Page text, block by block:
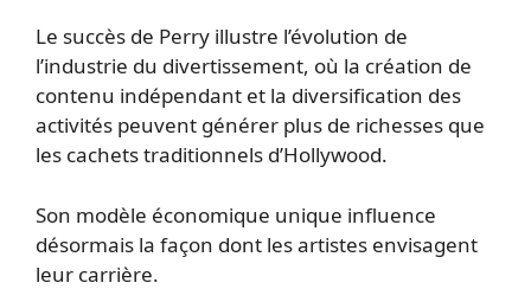
Le succès de Perry illustre l’évolution de
l’industrie du divertissement, où la création de
contenu indépendant et la diversification des
activités peuvent générer plus de richesses que
les cachets traditionnels d’Hollywood.
Son modèle économique unique influence
désormais la façon dont les artistes envisagent
leur carrière.